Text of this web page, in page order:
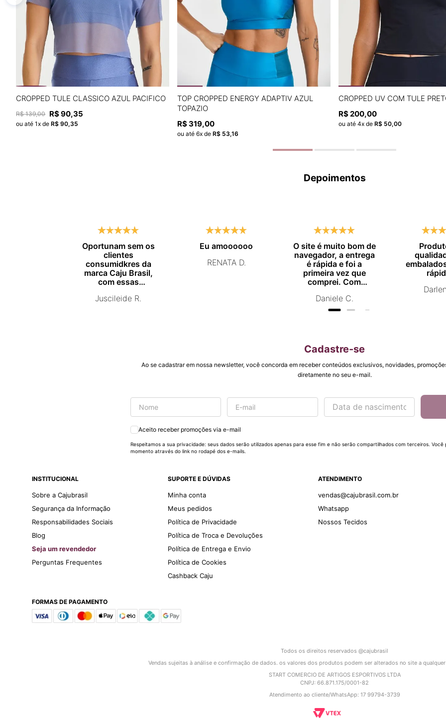
ADICIONAR À SACOLA
CROPPED TULE CLASSICO AZUL PACIFICO
R$ 139,00 R$90,35
ou até1x deR$ 90,35
TOP CROPPED ENERGY ADAPTIV AZUL
TOPAZIO
R$319,00
ou até6x deR$ 53,16
CROPPED UV COM TULE
R$200,00
ou até 4x de R$ 50,00
Depoimentos
Oportunam sem os
clientes
consumidkres da
marca Caju Brasil,
com essas
promocionais de
Juscileide R.
Eu amoooooo
RENATA D.
O site é muito bom de
navegador, a entrega
é rápida e foi a
primeira vez que
comprei. Com
novamente.
Daniele C.
Cadastre-se
Ao se cadastrar em nossa newsletter, você concorda em receber conteúdos exclusivos, novidades,
diretamente no seu e-mail.
Aceito receber promoções via e-mail
Respeitamos a sua privacidade: seus dados serão utilizados apenas para esse fim e não serão compartilhados com terceiros.
momento através do link no rodapé dos e-mails.
INSTITUCIONAL
Sobre a Cajubrasil
Segurança da Informação
Responsabilidades Sociais
Blog
Seja um revendedor
Perguntas Frequentes
SUPORTE E DÚVIDAS
Minha conta
Meus pedidos
Política de Privacidade
Política de Troca e Devoluções
Política de Entrega e Envio
Política de Cookies
Cashback Caju
ATENDIMENTO
vendas@cajubrasil.com.br
Whatsapp
Nossos Tecidos
FORMAS DE PAGAMENTO
Todos os direitos reservados @cajubrasil
Vendas sujeitas à análise e confirmação de dados. os valores dos produtos podem ser alterados no site a
START COMERCIO DE ARTIGOS ESPORTIVOS LTDA
CNPJ: 66.871.175/0001-82
Atendimento ao cliente/WhatsApp: 17 99794-3739